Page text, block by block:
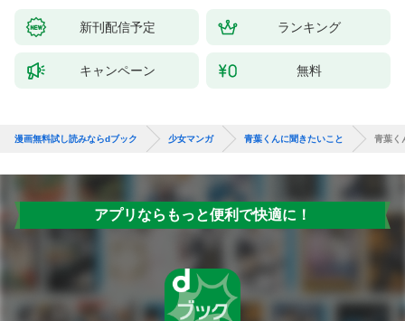
新刊配信予定 ランキング
キャンペーン 無料
漫画無料試し読みならdブック 少女マンガ 青葉くんに聞きたいこと 青葉く
アプリならもっと便利で快適に！